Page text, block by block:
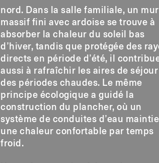
nord. Dans la salle familiale, un mur
massif fini avec ardoise se trouve à
absorber la chaleur du soleil bas
d’hiver, tandis que protégée des
directs en période d’été, il
aussi à rafraîchir les aires de
des périodes chaudes. Le même
principe écologique a guidé la
construction du plancher, où un
système de conduites d’eau
une chaleur confortable par temps
froid.